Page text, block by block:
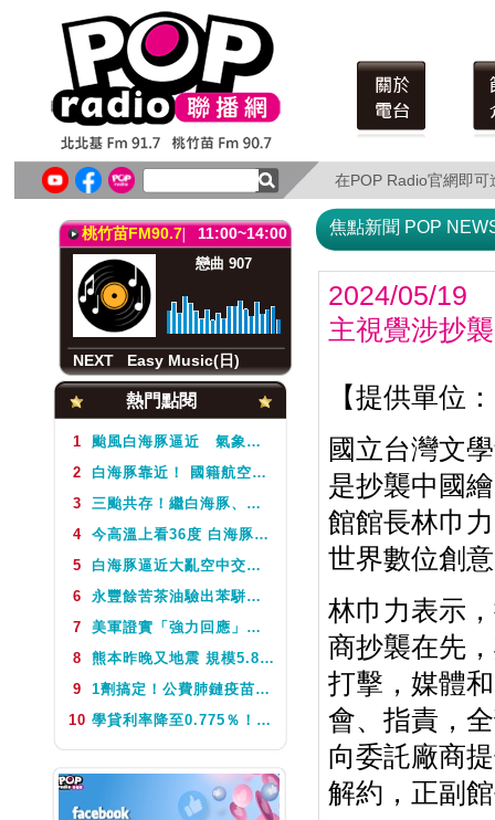
在POP Radio官網即
在POP Radio官網即
北北基FM91.711:00~14:00
音樂隨身聽(日)
Jerry
NEXTEasy Music(日)
桃竹苗FM90.711:00~14:00
戀曲 907
NEXT
Easy Music(日)
北北基FM91.711:00~14:00
音樂隨身聽(日)
Jerry
熱門點閱
1
颱風白海豚逼近 氣象署不排除周5下半天發布海警
2
白海豚靠近！ 國籍航空往返日本航班異動一次看
3
三颱共存！繼白海豚、鯨魚後昌鴻颱風生成 氣象署揭對台影響
4 今高溫上看36度 白海豚颱風這天最靠近台灣 不排除發海警
5
白海豚逼近大亂空中交通 今、明2天航班異動
6
永豐餘苦茶油驗出苯駢芘超標 北市衛生局：不分批號全面預防性下架
7
美軍證實「強力回應」伊朗飛彈襲擊 國際油價急漲後仍守穩90美元之上
8
熊本昨晚又地震 規模5.8深度極淺 最大震度5弱、氣象廳籲留意餘震
9
1劑搞定！公費肺鏈疫苗8月10日升級為新型疫苗 疾管署：317萬人受惠
10 學貸利率降至0.775％！台銀8月1日起受理申請 寬限期延長2年
焦點新聞 POP
2024/05/19
主視覺涉抄
【提供單位
國立台灣文
是抄襲中國
館館長林巾
世界數位創
林巾力表示
商抄襲在先
打擊，媒體
會、指責，
向委託廠商
解約，正副